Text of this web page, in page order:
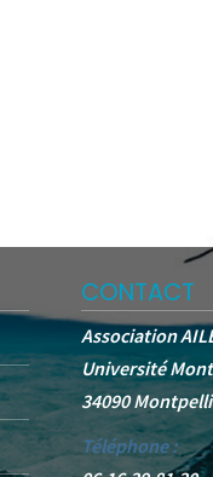
CONTACT
Association
Université
34090
Téléphone :